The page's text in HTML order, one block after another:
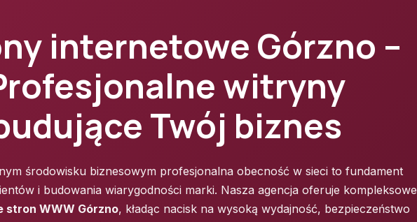
internetowe Górzno –
witryny
Twój biznes
środowisku biznesowym profesjonalna obecność w sieci to fundament
i budowania wiarygodności marki. Nasza agencja oferuje kompleksowe
stron WWW Górzno, kładąc nacisk na wysoką wydajność, bezpieczeństwo